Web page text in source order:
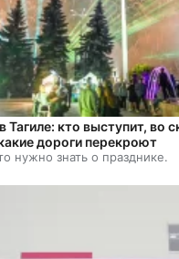
Тагиле: кто выступит, во
дороги перекроют
нужно знать о празднике.